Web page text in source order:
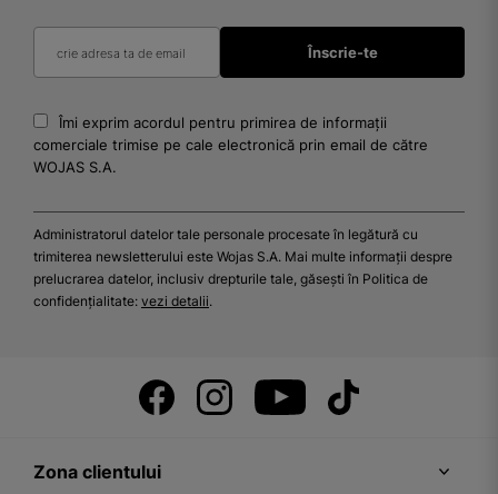
Îmi exprim acordul pentru primirea de informații
comerciale trimise pe cale electronică prin email de către
WOJAS S.A.
Administratorul datelor tale personale procesate în legătură cu
trimiterea newsletterului este Wojas S.A. Mai multe informații despre
prelucrarea datelor, inclusiv drepturile tale, găsești în Politica de
confidențialitate: vezi detalii.
Zona clientului